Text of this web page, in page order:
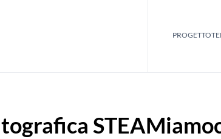
PROGETTO